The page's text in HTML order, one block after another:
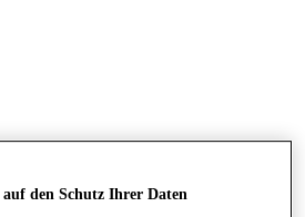
den Schutz Ihrer Daten